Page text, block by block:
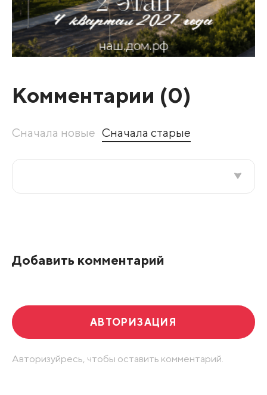
Комментарии (0)
Сначала новые Сначала старые
Добавить комментарий
АВТОРИЗАЦИЯ
Авторизуйресь, чтобы оставить комментарий.